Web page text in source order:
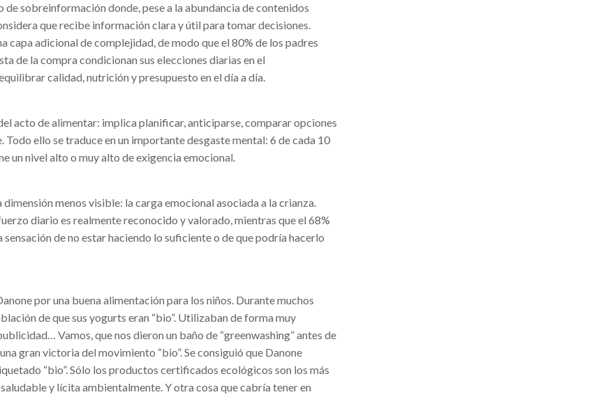
de sobreinformación donde, pese a la abundancia de contenidos
que recibe información clara y útil para tomar decisiones.
capa adicional de complejidad, de modo que el 80% de los padres
de la compra condicionan sus elecciones diarias en el
calidad, nutrición y presupuesto en el día a día.
acto de alimentar: implica planificar, anticiparse, comparar opciones
ello se traduce en un importante desgaste mental: 6 de cada 10
un nivel alto o muy alto de exigencia emocional.
menos visible: la carga emocional asociada a la crianza.
diario es realmente reconocido y valorado, mientras que el 68%
de no estar haciendo lo suficiente o de que podría hacerlo
por una buena alimentación para los niños. Durante muchos
de que sus yogurts eran “bio”. Utilizaban de forma muy
Vamos, que nos dieron un baño de “greenwashing” antes de
gran victoria del movimiento “bio”. Se consiguió que Danone
“bio”. Sólo los productos certificados ecológicos son los más
y lícita ambientalmente. Y otra cosa que cabría tener en